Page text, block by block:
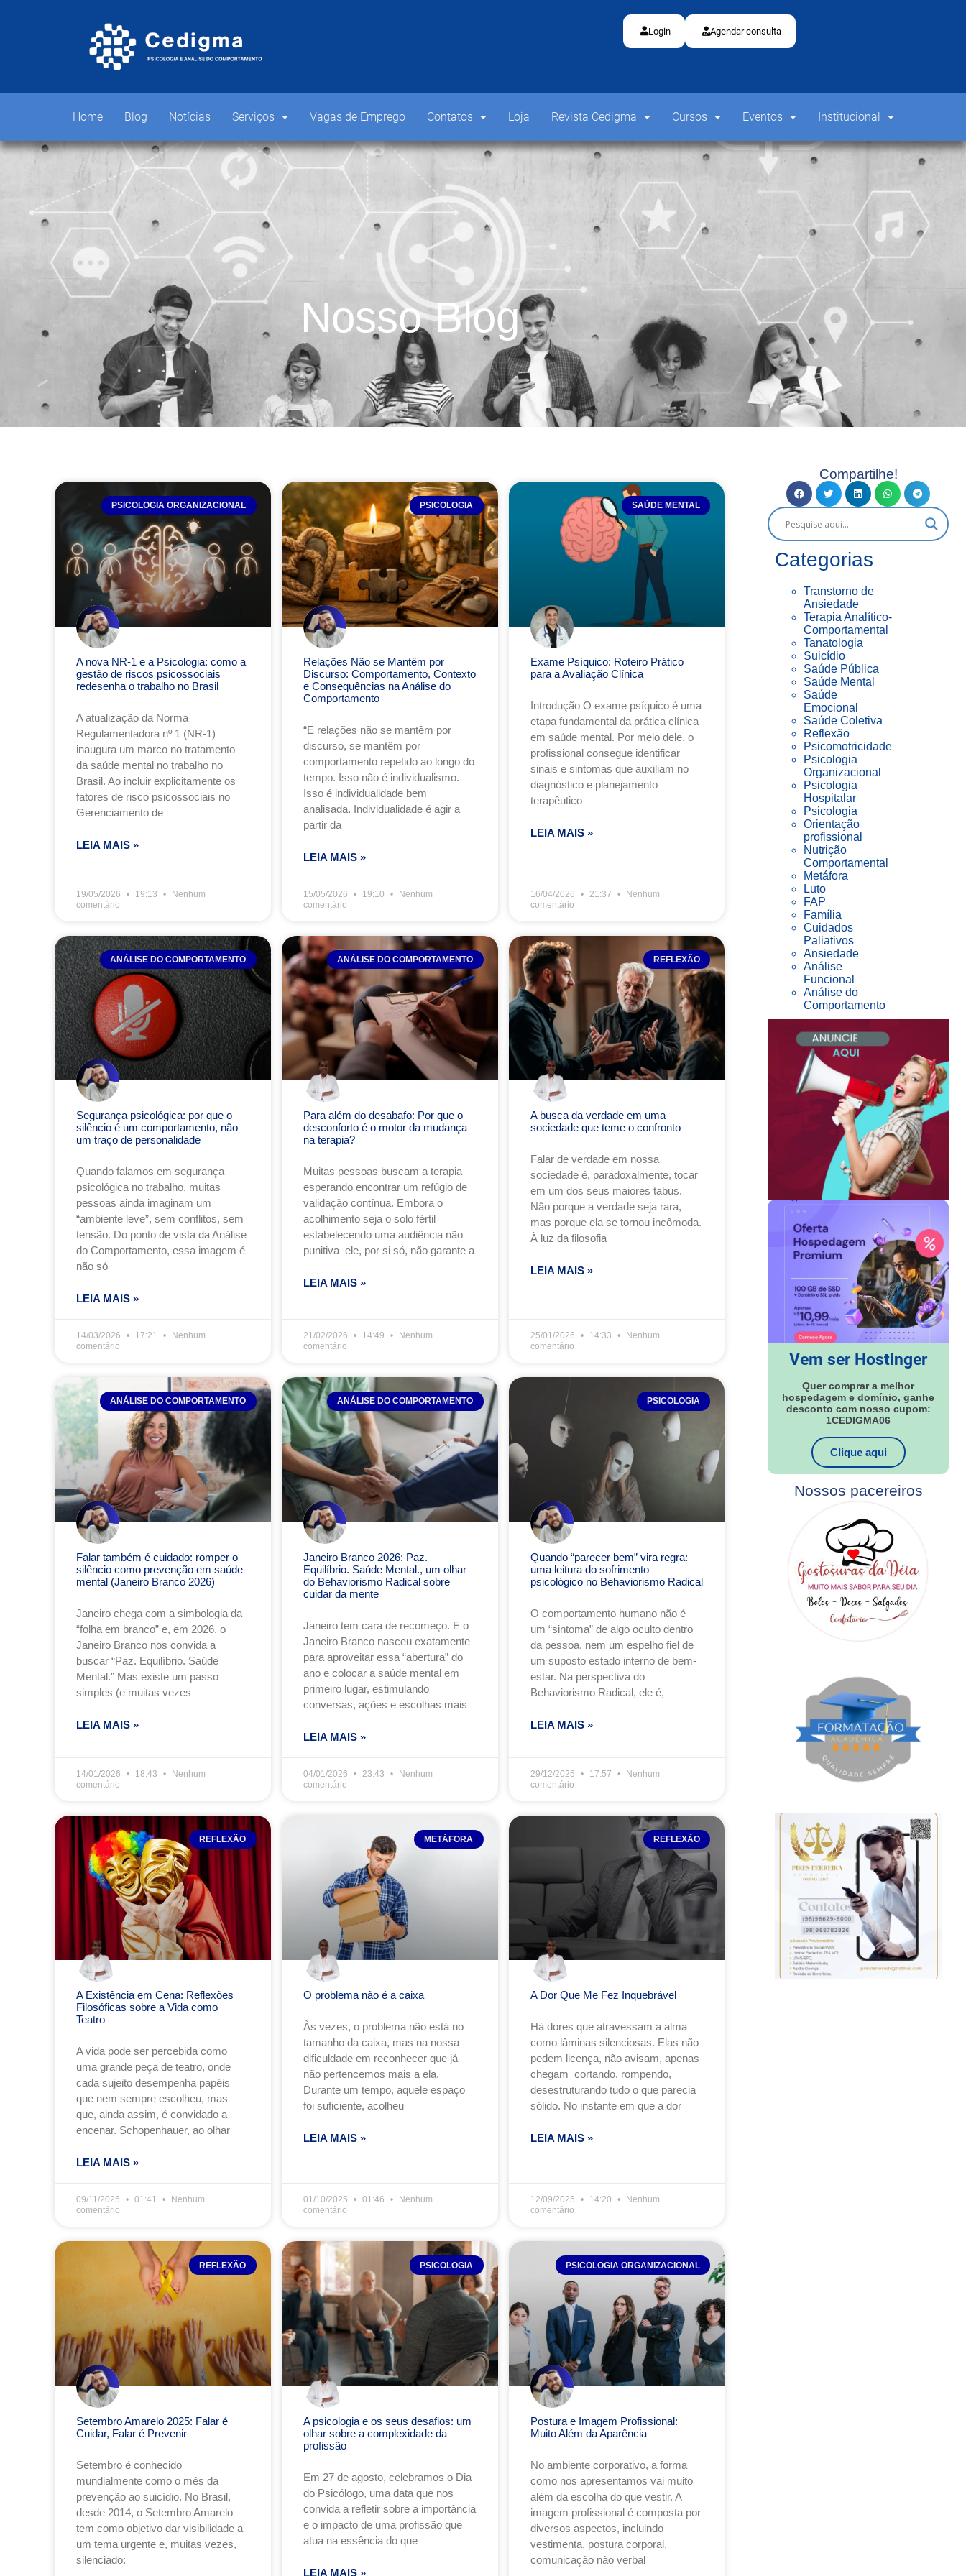
Login Agendar consulta
Home Blog Notícias Serviços Vagas de Emprego Contatos Loja Revista Cedigma Cursos Eventos Institucional
Nosso Blog
PSICOLOGIA ORGANIZACIONAL
A nova NR-1 e a Psicologia: como a
gestão de riscos psicossociais
redesenha o trabalho no Brasil
A atualização da Norma
Regulamentadora nº 1 (NR-1)
inaugura um marco no tratamento
da saúde mental no trabalho no
Brasil. Ao incluir explicitamente os
fatores de risco psicossociais no
Gerenciamento de
LEIA MAIS »
19/05/2026 19:13
Nenhum
comentário
PSICOLOGIA
Relações Não se Mantêm por
Discurso: Comportamento, Contexto
e Consequências na Análise do
Comportamento
“E relações não se mantêm por
discurso, se mantêm por
comportamento repetido ao longo do
tempo. Isso não é individualismo.
Isso é individualidade bem
analisada. Individualidade é agir a
partir da
LEIA MAIS »
15/05/2026 19:10
Nenhum
comentário
SAÚDE MENTAL
Exame Psíquico: Roteiro Prático
para a Avaliação Clínica
Introdução O exame psíquico é uma
etapa fundamental da prática clínica
em saúde mental. Por meio dele, o
profissional consegue identificar
sinais e sintomas que auxiliam no
diagnóstico e planejamento
terapêutico
LEIA MAIS »
16/04/2026 21:37
Nenhum
comentário
ANÁLISE DO COMPORTAMENTO
Segurança psicológica: por que o
silêncio é um comportamento, não
um traço de personalidade
Quando falamos em segurança
psicológica no trabalho, muitas
pessoas ainda imaginam um
“ambiente leve”, sem conflitos, sem
tensão. Do ponto de vista da Análise
do Comportamento, essa imagem é
não só
LEIA MAIS »
14/03/2026 17:21
Nenhum
comentário
ANÁLISE DO COMPORTAMENTO
Para além do desabafo: Por que o
desconforto é o motor da mudança
na terapia?
Muitas pessoas buscam a terapia
esperando encontrar um refúgio de
validação contínua. Embora o
acolhimento seja o solo fértil
estabelecendo uma audiência não
punitiva ele, por si só, não garante a
LEIA MAIS »
21/02/2026 14:49
Nenhum
comentário
REFLEXÃO
A busca da verdade em uma
sociedade que teme o confronto
Falar de verdade em nossa
sociedade é, paradoxalmente, tocar
em um dos seus maiores tabus.
Não porque a verdade seja rara,
mas porque ela se tornou incômoda.
À luz da filosofia
LEIA MAIS »
25/01/2026 14:33
Nenhum
comentário
ANÁLISE DO COMPORTAMENTO
Falar também é cuidado: romper o
silêncio como prevenção em saúde
mental (Janeiro Branco 2026)
Janeiro chega com a simbologia da
“folha em branco” e, em 2026, o
Janeiro Branco nos convida a
buscar “Paz. Equilíbrio. Saúde
Mental.” Mas existe um passo
simples (e muitas vezes
LEIA MAIS »
14/01/2026 18:43
Nenhum
comentário
ANÁLISE DO COMPORTAMENTO
Janeiro Branco 2026: Paz.
Equilíbrio. Saúde Mental., um olhar
do Behaviorismo Radical sobre
cuidar da mente
Janeiro tem cara de recomeço. E o
Janeiro Branco nasceu exatamente
para aproveitar essa “abertura” do
ano e colocar a saúde mental em
primeiro lugar, estimulando
conversas, ações e escolhas mais
LEIA MAIS »
04/01/2026 23:43
Nenhum
comentário
PSICOLOGIA
Quando “parecer bem” vira regra:
uma leitura do sofrimento
psicológico no Behaviorismo Radical
O comportamento humano não é
um “sintoma” de algo oculto dentro
da pessoa, nem um espelho fiel de
um suposto estado interno de bem-
estar. Na perspectiva do
Behaviorismo Radical, ele é,
LEIA MAIS »
29/12/2025 17:57
Nenhum
comentário
REFLEXÃO
A Existência em Cena: Reflexões
Filosóficas sobre a Vida como
Teatro
A vida pode ser percebida como
uma grande peça de teatro, onde
cada sujeito desempenha papéis
que nem sempre escolheu, mas
que, ainda assim, é convidado a
encenar. Schopenhauer, ao olhar
LEIA MAIS »
09/11/2025 01:41
Nenhum
comentário
METÁFORA
O problema não é a caixa
Às vezes, o problema não está no
tamanho da caixa, mas na nossa
dificuldade em reconhecer que já
não pertencemos mais a ela.
Durante um tempo, aquele espaço
foi suficiente, acolheu
LEIA MAIS »
01/10/2025 01:46
Nenhum
comentário
REFLEXÃO
A Dor Que Me Fez Inquebrável
Há dores que atravessam a alma
como lâminas silenciosas. Elas não
pedem licença, não avisam, apenas
chegam cortando, rompendo,
desestruturando tudo o que parecia
sólido. No instante em que a dor
LEIA MAIS »
12/09/2025 14:20
Nenhum
comentário
REFLEXÃO
Setembro Amarelo 2025: Falar é
Cuidar, Falar é Prevenir
Setembro é conhecido
mundialmente como o mês da
prevenção ao suicídio. No Brasil,
desde 2014, o Setembro Amarelo
tem como objetivo dar visibilidade a
um tema urgente e, muitas vezes,
silenciado:
PSICOLOGIA
A psicologia e os seus desafios: um
olhar sobre a complexidade da
profissão
Em 27 de agosto, celebramos o Dia
do Psicólogo, uma data que nos
convida a refletir sobre a importância
e o impacto de uma profissão que
atua na essência do que
LEIA MAIS »
PSICOLOGIA ORGANIZACIONAL
Postura e Imagem Profissional:
Muito Além da Aparência
No ambiente corporativo, a forma
como nos apresentamos vai muito
além da escolha do que vestir. A
imagem profissional é composta por
diversos aspectos, incluindo
vestimenta, postura corporal,
comunicação não verbal
Compartilhe!
Categorias
Transtorno de
Ansiedade
Terapia Analítico-
Comportamental
Tanatologia
Suicídio
Saúde Pública
Saúde Mental
Saúde
Emocional
Saúde Coletiva
Reflexão
Psicomotricidade
Psicologia
Organizacional
Psicologia
Hospitalar
Psicologia
Orientação
profissional
Nutrição
Comportamental
Metáfora
Luto
FAP
Família
Cuidados
Paliativos
Ansiedade
Análise
Funcional
Análise do
Comportamento
Vem ser Hostinger
Quer comprar a melhor
hospedagem e domínio, ganhe
desconto com nosso cupom:
1CEDIGMA06
Clique aqui
Nossos pacereiros